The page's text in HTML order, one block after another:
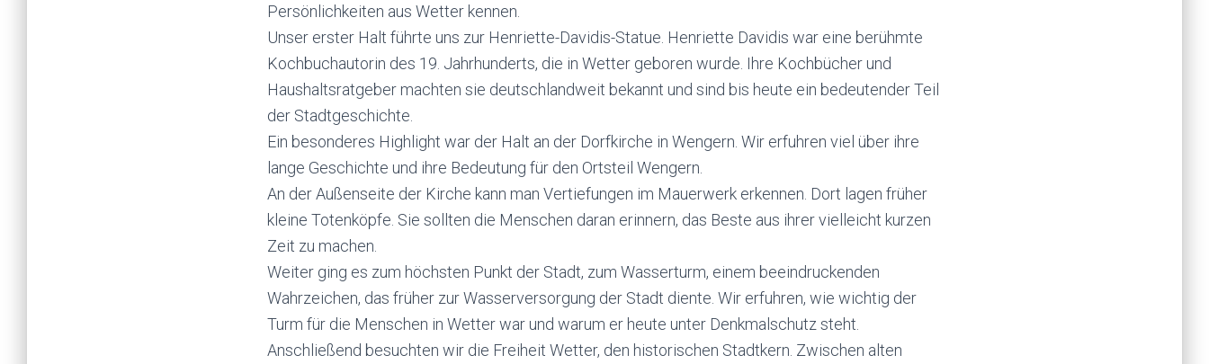
Persönlichkeiten aus Wetter kennen.
Unser erster Halt führte uns zur Henriette-Davidis-Statue. Henriette Davidis war eine berühmte
Kochbuchautorin des 19. Jahrhunderts, die in Wetter geboren wurde. Ihre Kochbücher und
Haushaltsratgeber machten sie deutschlandweit bekannt und sind bis heute ein bedeutender Teil
der Stadtgeschichte.
Ein besonderes Highlight war der Halt an der Dorfkirche in Wengern. Wir erfuhren viel über ihre
lange Geschichte und ihre Bedeutung für den Ortsteil Wengern.
An der Außenseite der Kirche kann man Vertiefungen im Mauerwerk erkennen. Dort lagen früher
kleine Totenköpfe. Sie sollten die Menschen daran erinnern, das Beste aus ihrer vielleicht kurzen
Zeit zu machen.
Weiter ging es zum höchsten Punkt der Stadt, zum Wasserturm, einem beeindruckenden
Wahrzeichen, das früher zur Wasserversorgung der Stadt diente. Wir erfuhren, wie wichtig der
Turm für die Menschen in Wetter war und warum er heute unter Denkmalschutz steht.
Anschließend besuchten wir die Freiheit Wetter, den historischen Stadtkern. Zwischen alten